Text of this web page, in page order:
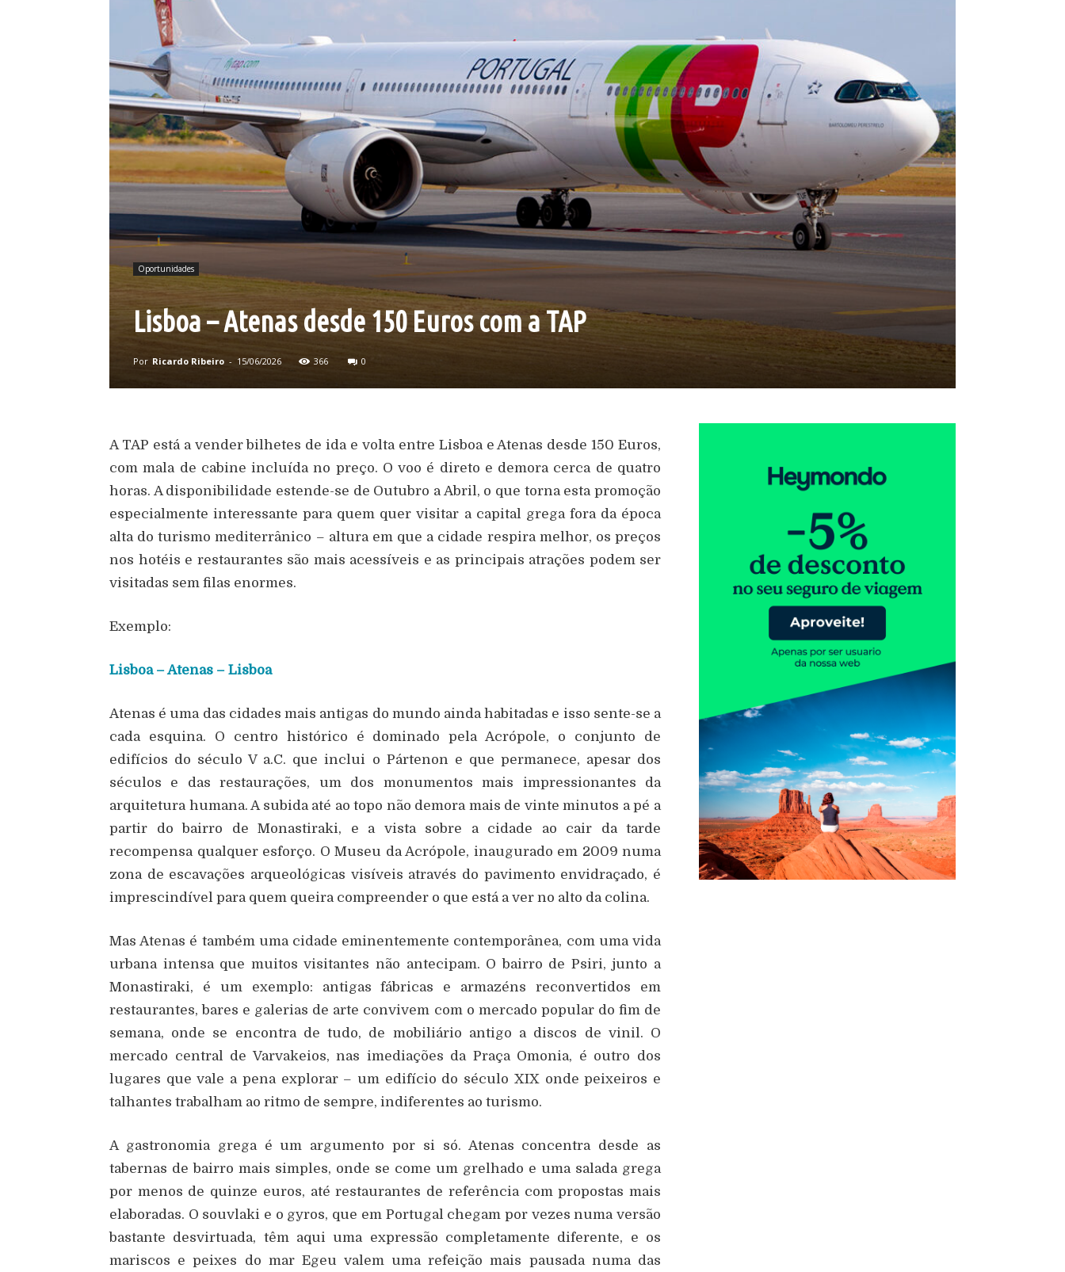
Oportunidades
Lisboa – Atenas desde 150 Euros com a TAP
Por Ricardo Ribeiro - 15/06/2026 366 0
A TAP está a vender bilhetes de ida e volta entre Lisboa e Atenas desde 150 Euros,
com mala de cabine incluída no preço. O voo é direto e demora cerca de quatro
horas. A disponibilidade estende-se de Outubro a Abril, o que torna esta promoção
especialmente interessante para quem quer visitar a capital grega fora da época
alta do turismo mediterrânico – altura em que a cidade respira melhor, os preços
nos hotéis e restaurantes são mais acessíveis e as principais atrações podem ser
visitadas sem filas enormes.
Exemplo:
Lisboa – Atenas – Lisboa
Atenas é uma das cidades mais antigas do mundo ainda habitadas e isso sente-se a
cada esquina. O centro histórico é dominado pela Acrópole, o conjunto de
edifícios do século V a.C. que inclui o Pártenon e que permanece, apesar dos
séculos e das restaurações, um dos monumentos mais impressionantes da
arquitetura humana. A subida até ao topo não demora mais de vinte minutos a pé a
partir do bairro de Monastiraki, e a vista sobre a cidade ao cair da tarde
recompensa qualquer esforço. O Museu da Acrópole, inaugurado em 2009 numa
zona de escavações arqueológicas visíveis através do pavimento envidraçado, é
imprescindível para quem queira compreender o que está a ver no alto da colina.
Mas Atenas é também uma cidade eminentemente contemporânea, com uma vida
urbana intensa que muitos visitantes não antecipam. O bairro de Psiri, junto a
Monastiraki, é um exemplo: antigas fábricas e armazéns reconvertidos em
restaurantes, bares e galerias de arte convivem com o mercado popular do fim de
semana, onde se encontra de tudo, de mobiliário antigo a discos de vinil. O
mercado central de Varvakeios, nas imediações da Praça Omonia, é outro dos
lugares que vale a pena explorar – um edifício do século XIX onde peixeiros e
talhantes trabalham ao ritmo de sempre, indiferentes ao turismo.
A gastronomia grega é um argumento por si só. Atenas concentra desde as
tabernas de bairro mais simples, onde se come um grelhado e uma salada grega
por menos de quinze euros, até restaurantes de referência com propostas mais
elaboradas. O souvlaki e o gyros, que em Portugal chegam por vezes numa versão
bastante desvirtuada, têm aqui uma expressão completamente diferente, e os
mariscos e peixes do mar Egeu valem uma refeição mais pausada numa das